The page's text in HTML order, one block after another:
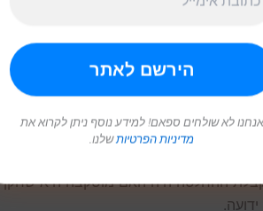
(לפעמים
למשל, קחו את החלופות שעמדו בפני ארה"ב
מערב אירופה יאזנו את ברה"מ וארה"ב
– ארה"ב תשאיר כוחות באירופה והיא
יומרני להחליש את ברה"מ כך שלא
אבל חוסר הוודאות שעמד בפני מקבלי
ההחלטה היה האם מוסקבה היא שחקן
אנחנו לא שולחים ספאם! למידע נוסף ניתן לקרוא את
מדיניות הפרטיותשלנו.